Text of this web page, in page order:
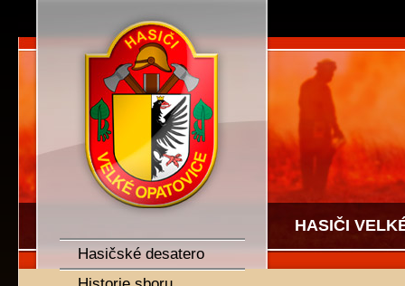
HASIČI
SDH Velké Opatovice
Hasičské desatero